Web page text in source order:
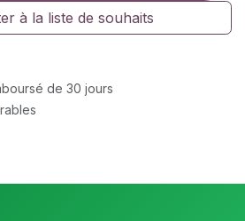
à la liste de souhaits
de 30 jours